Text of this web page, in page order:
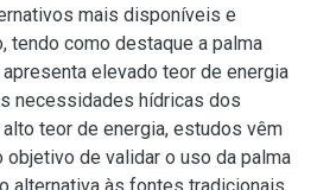
mais disponíveis e
tendo como destaque a palma
elevado teor de energia
necessidades hídricas dos
teor de energia, estudos vêm
de validar o uso da palma